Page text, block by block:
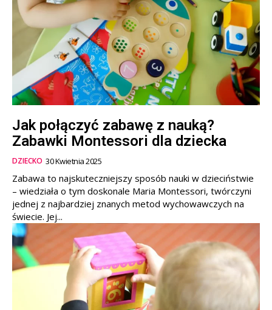
Jak połączyć zabawę z nauką?
Zabawki Montessori dla dziecka
DZIECKO 30 Kwietnia 2025
Zabawa to najskuteczniejszy sposób nauki w dzieciństwie
– wiedziała o tym doskonale Maria Montessori, twórczyni
jednej z najbardziej znanych metod wychowawczych na
świecie. Jej...